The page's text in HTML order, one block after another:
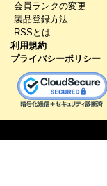
会員ランクの変更
製品登録方法
RSSとは
利用規約
プライバシーポリシー